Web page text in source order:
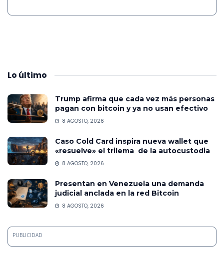
Lo último
Trump afirma que cada vez más personas
pagan con bitcoin y ya no usan efectivo
8 AGOSTO, 2026
Caso Cold Card inspira nueva wallet que
«resuelve» el trilema de la autocustodia
8 AGOSTO, 2026
Presentan en Venezuela una demanda
judicial anclada en la red Bitcoin
8 AGOSTO, 2026
PUBLICIDAD